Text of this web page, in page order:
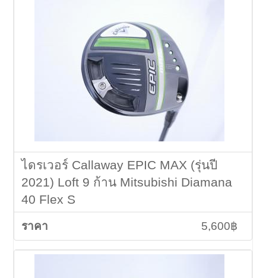
ไดรเวอร์ Callaway EPIC MAX (รุ่นปี
2021) Loft 9 ก้าน Mitsubishi Diamana
40 Flex S
5,600฿